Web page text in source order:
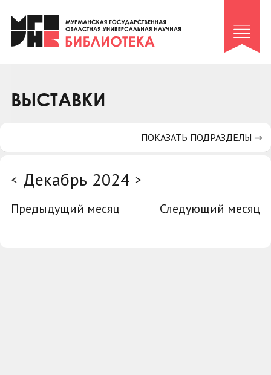
Клуб «Гиря и сельдерей»
Клуб «Семейный архив»
Коллегам
ВЫСТАВКИ
< Декабрь 2024 >
Предыдущий месяц
Следующий месяц
ПОКАЗАТЬ ПОДРАЗДЕЛЫ ⇒